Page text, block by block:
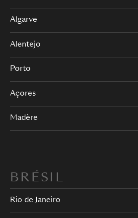
Algarve
Alentejo
Porto
Açores
Madère
BRÉSIL
Rio de Janeiro